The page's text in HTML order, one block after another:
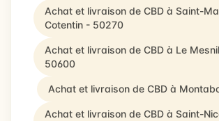
Achat et livraison de CBD à Saint-
Cotentin - 50270
Achat et livraison de CBD à Le
50600
Achat et livraison de CBD à
Achat et livraison de CBD à Saint-